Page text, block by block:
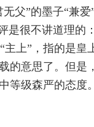
父”的墨子“兼
是很不讲道理的
上”，指的是皇
的意思了。但是
等级森严的态度。